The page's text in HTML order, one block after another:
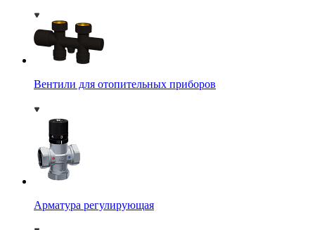
Вентили для отопительных приборов
Арматура регулирующая